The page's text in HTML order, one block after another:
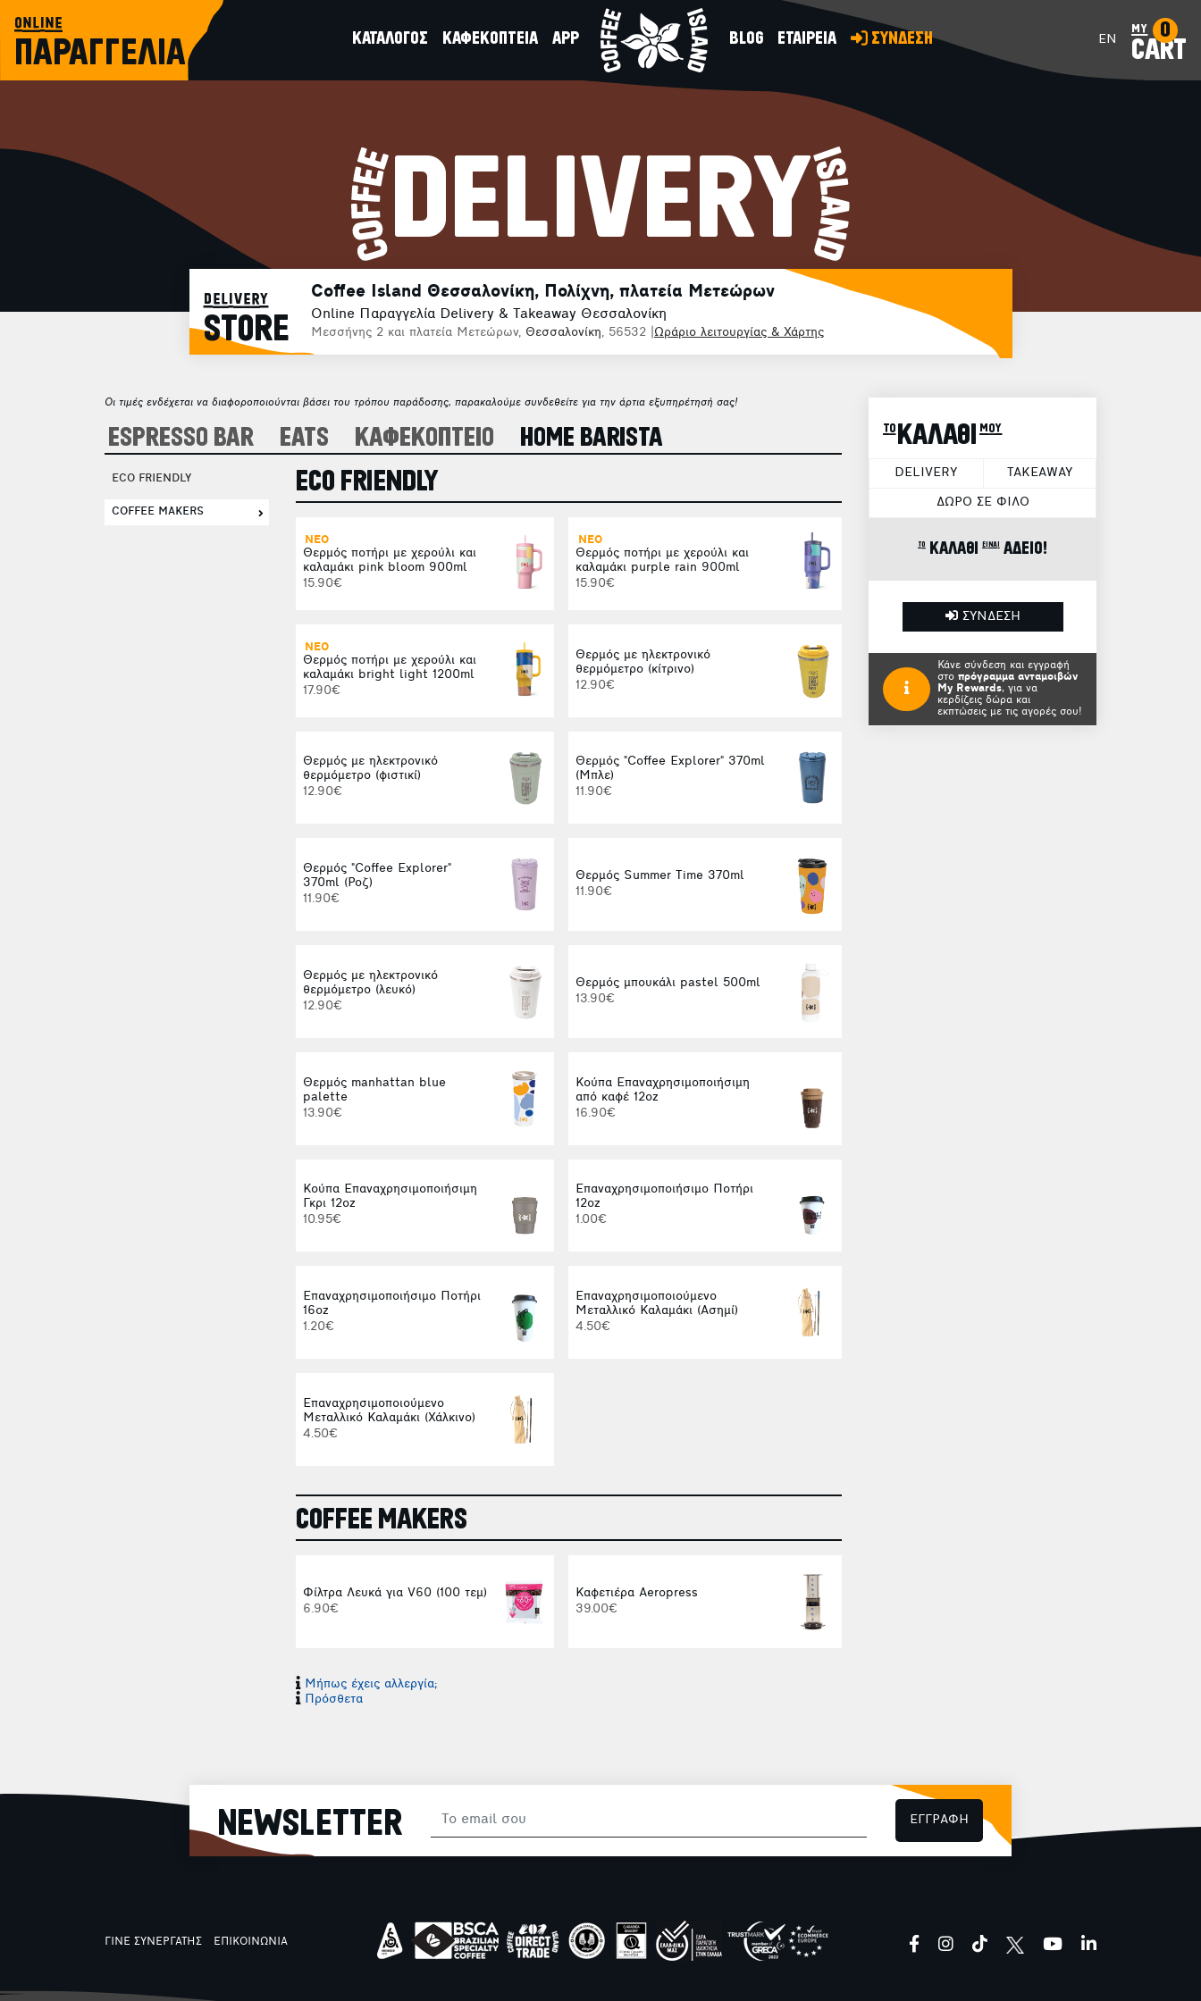
online
ΠΑΡΑΓΓΕΛΙΑ ΚΑΤΑΛΟΓΟΣ ΚΑΦΕΚΟΠΤΕΙΑ APP BLOG ΕΤΑΙΡΕΙΑ ΣΥΝΔΕΣΗ EN my
CART
0
DELIVERY
delivery
STORE
Coffee Island Θεσσαλονίκη, Πολίχνη, πλατεία Μετεώρων
Online Παραγγελία Delivery & Takeaway Θεσσαλονίκη
Μεσσήνης 2 και πλατεία Μετεώρων, Θεσσαλονίκη, 56532 Ωράριο λειτουργίας & Χάρτης
Οι τιμές ενδέχεται να διαφοροποιούνται βάσει του τρόπου παράδοσης, παρακαλούμε συνδεθείτε για την άρτια εξυπηρέτησή σας!
ESPRESSO BAR EATS ΚΑΦΕΚΟΠΤΕΙΟ HOME BARISTA
ECO FRIENDLY
COFFEE MAKERS
ECO FRIENDLY
ΝΕΟ
Θερμός ποτήρι με χερούλι και
καλαμάκι pink bloom 900ml
15.90€
ΝΕΟ
Θερμός ποτήρι με χερούλι και
καλαμάκι purple rain 900ml
15.90€
ΝΕΟ
Θερμός ποτήρι με χερούλι και
καλαμάκι bright light 1200ml
17.90€
Θερμός με ηλεκτρονικό
θερμόμετρο (κίτρινο)
12.90€
Θερμός με ηλεκτρονικό
θερμόμετρο (φιστικί)
12.90€
Θερμός "Coffee Explorer" 370ml
(Μπλε)
11.90€
Θερμός "Coffee Explorer"
370ml (Ροζ)
11.90€
Θερμός Summer Time 370ml
11.90€
Θερμός με ηλεκτρονικό
θερμόμετρο (λευκό)
12.90€
Θερμός μπουκάλι pastel 500ml
13.90€
Θερμός manhattan blue
palette
13.90€
Κούπα Επαναχρησιμοποιήσιμη
από καφέ 12oz
16.90€
Κούπα Επαναχρησιμοποιήσιμη
Γκρι 12oz
10.95€
Επαναχρησιμοποιήσιμο Ποτήρι
12oz
1.00€
Επαναχρησιμοποιήσιμο Ποτήρι
16oz
1.20€
Επαναχρησιμοποιούμενο
Μεταλλικό Καλαμάκι (Ασημί)
4.50€
Επαναχρησιμοποιούμενο
Μεταλλικό Καλαμάκι (Χάλκινο)
4.50€
COFFEE MAKERS
Φίλτρα Λευκά για V60 (100 τεμ)
6.90€
Καφετιέρα Aeropress
39.00€
Μήπως έχεις αλλεργία;
Πρόσθετα
το ΚΑΛΑΘΙ μου
DELIVERY TAKEAWAY
ΔΩΡΟ ΣΕ ΦΙΛΟ
το ΚΑΛΑΘΙ είναι ΑΔΕΙΟ!
ΣΥΝΔΕΣΗ
Κάνε σύνδεση και εγγραφή
στο πρόγραμμα ανταμοιβών
My Rewards, για να
κερδίζεις δώρα και
εκπτώσεις με τις αγορές σου!
NEWSLETTER ΕΓΓΡΑΦΗ
ΓΙΝΕ ΣΥΝΕΡΓΑΤΗΣ ΕΠΙΚΟΙΝΩΝΙΑ facebookinstagram
tiktok youtubelinkedin